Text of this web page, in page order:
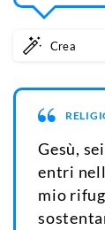
Crea
Gesù,
entri
mio